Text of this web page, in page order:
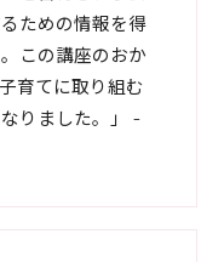
ための情報を得
この講座のおか
育てに取り組む
りました。」 -